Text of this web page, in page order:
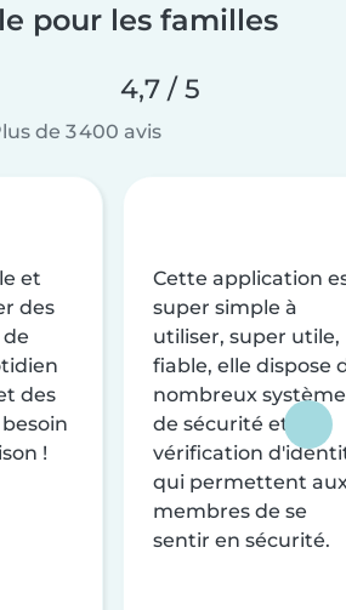
pour les familles
4,7 / 5
de 3 400 avis
et
des
des
!
Cette application
super simple à
utiliser, super utile,
fiable, elle dispose
nombreux
de sécurité et de
vérification
qui permettent
membres de se
sentir en sécurité.